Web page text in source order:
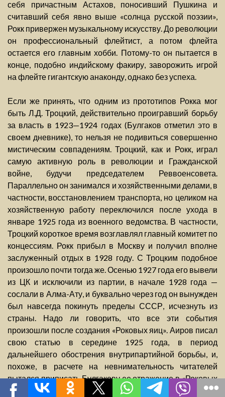
себя причастным Астахов, поносивший Пушкина и
считавший себя явно выше «солнца русской поэзии»,
Рокк привержен музыкальному искусству. До революции
он профессиональный флейтист, а потом флейта
остается его главным хобби. Потому-то он пытается в
конце, подобно индийскому факиру, заворожить игрой
на флейте гигантскую анаконду, однако без успеха.
Если же принять, что одним из прототипов Рокка мог
быть Л.Д. Троцкий, действительно проигравший борьбу
за власть в 1923—1924 годах (Булгаков отметил это в
своем дневнике), то нельзя не подивиться совершенно
мистическим совпадениям. Троцкий, как и Рокк, играл
самую активную роль в революции и Гражданской
войне, будучи председателем Реввоенсовета.
Параллельно он занимался и хозяйственными делами, в
частности, восстановлением транспорта, но целиком на
хозяйственную работу переключился после ухода в
январе 1925 года из военного ведомства. В частности,
Троцкий короткое время возглавлял главный комитет по
концессиям. Рокк прибыл в Москву и получил вполне
заслуженный отдых в 1928 году. С Троцким подобное
произошло почти тогда же. Осенью 1927 года его вывели
из ЦК и исключили из партии, в начале 1928 года —
сослали в Алма-Ату, и буквально через год он вынужден
был навсегда покинуть пределы СССР, исчезнуть из
страны. Надо ли говорить, что все эти события
произошли после создания «Роковых яиц». Аиров писал
свою статью в середине 1925 года, в период
дальнейшего обострения внутрипартийной борьбы, и,
похоже, в расчете на невнимательность читателей
пытался приписать Булгакову ее отражение в «Роковых
яйцах», написанных почти годом ранее.